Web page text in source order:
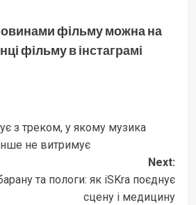
фільму можна на
фільмув інстаграмі
з треком, у якому музика
не витримує
Next:
та пологи: як iSKra поєднує
сцену і медицину